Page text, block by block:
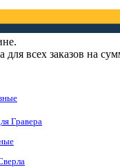
для всех заказов на
Гравера